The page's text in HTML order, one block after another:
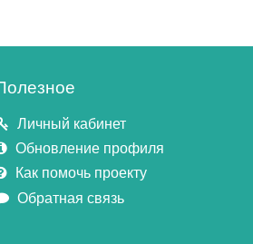
Личный кабинет
Обновление профиля
Как помочь проекту
Обратная связь